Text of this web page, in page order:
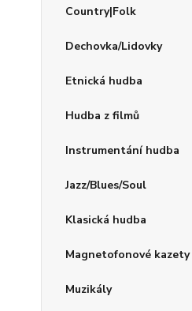
Country|Folk
Dechovka/Lidovky
Etnická hudba
Hudba z filmů
Instrumentání hudba
Jazz/Blues/Soul
Klasická hudba
Magnetofonové kazety
Muzikály